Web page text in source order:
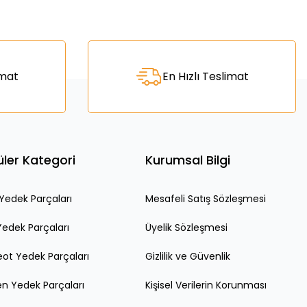
En Hızlı Teslimat
Kategori
Parçaları
Parçaları
Yedek Parçaları
Yedek Parçaları
Kurumsal Bilgi
Mesafeli Satış Sözleşmesi
Üyelik Sözleşmesi
Gizlilik ve Güvenlik
Kişisel Verilerin Korunması